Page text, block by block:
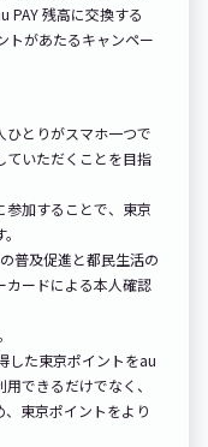
PAY 残高に交換する
トがあたるキャンペー
ひとりがスマホ一つで
ていただくことを目指
加することで、東京
普及促進と都民生活の
カードによる本人確認
した東京ポイントをau
できるだけでなく、
東京ポイントをより